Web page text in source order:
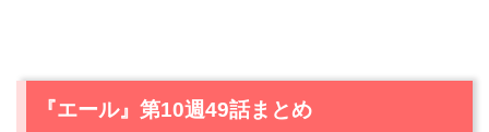
『エール』第10週49話まとめ